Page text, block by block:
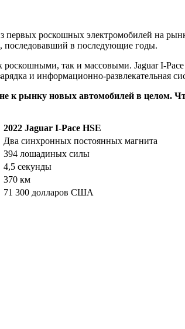
роскошных электромобилей на
последовавший в последующие годы.
роскошными, так и массовыми. Jaguar I-Pace
и информационно-развлекательная
к рынку новых автомобилей в целом.
2022 Jaguar I-Pace HSE
Два синхронных постоянных магнита
394 лошадиных силы
4,5 секунды
370 км
71 300 долларов США